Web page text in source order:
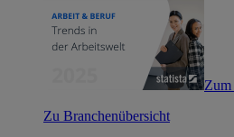
Zum
Zu Branchenübersicht